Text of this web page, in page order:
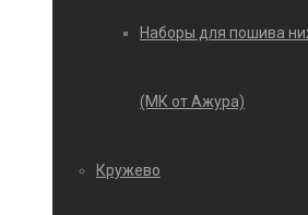
Наборы для пошива
(МК от Ажура)
Кружево